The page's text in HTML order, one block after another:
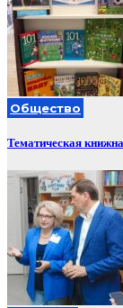
Общество
Тематическая